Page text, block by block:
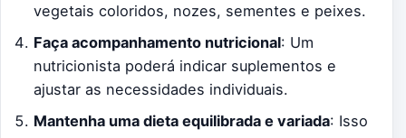
vegetais coloridos, nozes, sementes e peixes.
Faça acompanhamento nutricional: Um
nutricionista poderá indicar suplementos e
ajustar as necessidades individuais.
Mantenha uma dieta equilibrada e variada: Isso